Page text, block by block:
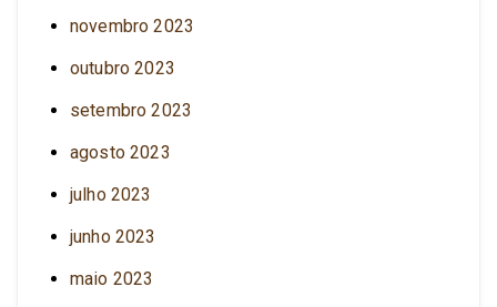
novembro 2023
outubro 2023
setembro 2023
agosto 2023
julho 2023
junho 2023
maio 2023